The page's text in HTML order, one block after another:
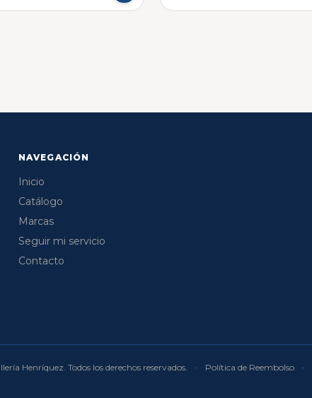
NAVEGACIÓN
Inicio
Catálogo
Marcas
Seguir mi servicio
Contacto
Henríquez. Todos los derechos reservados. · Política de Reembolso ·